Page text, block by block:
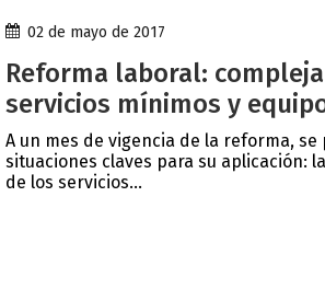
02 de mayo de 2017
Reforma laboral:
servicios mínimos y
A un mes de vigencia de la reforma,
situaciones claves para su aplicación:
de los servicios...